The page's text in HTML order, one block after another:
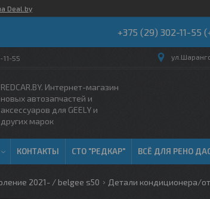
Deal.by
+375 (29) 302-11-55
55
REDCAR.BY. Интернет-магазин
новых автозапчастей и
аксессуаров для GEELY и
других марок
КОНТАКТЫ СТО "РЕДКАР" ВСЁ ДЛЯ РЕНО
2021- / belgee s50 Детали кондиционера/